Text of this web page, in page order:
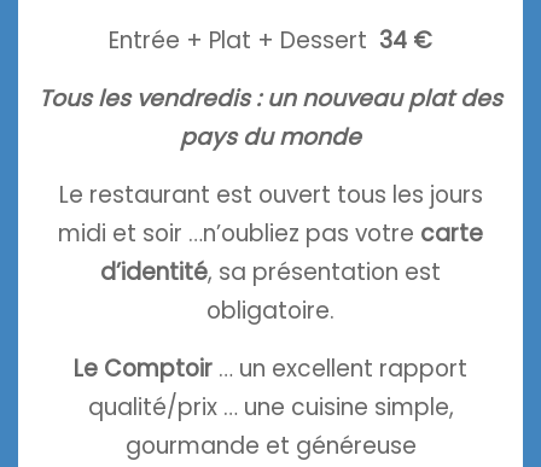
Entrée + Plat + Dessert 34 €
Tous les vendredis : un nouveau plat des
pays du monde
Le restaurant est ouvert tous les jours
midi et soir …n’oubliez pas votre carte
d’identité, sa présentation est
obligatoire.
Le Comptoir … un excellent rapport
qualité/prix … une cuisine simple,
gourmande et généreuse